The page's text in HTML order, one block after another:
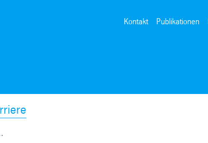
Kontakt Publikationen